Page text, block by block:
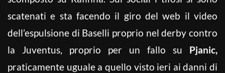
scatenati e sta facendo il giro del web il video
dell’espulsione di Baselli proprio nel derby contro
la Juventus, proprio per un fallo su Pjanic,
praticamente uguale a quello visto ieri ai danni di